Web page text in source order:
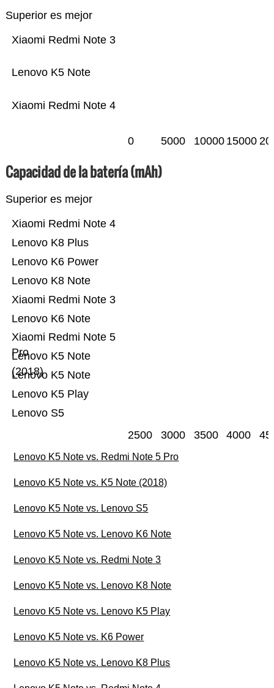
Superior es mejor
Xiaomi Redmi Note 4
Lenovo K5 Note
Xiaomi Redmi Note 3
0 5000 10000 15000
Capacidad de la batería (mAh)
Superior es mejor
Lenovo S5
Lenovo K5 Play
Lenovo K5 Note
Lenovo K5 Note
(2018)
Xiaomi Redmi Note 5
Pro
Lenovo K6 Note
Xiaomi Redmi Note 3
Lenovo K8 Note
Lenovo K6 Power
Lenovo K8 Plus
Xiaomi Redmi Note 4
2500 3000 3500 4000
Lenovo K5 Note vs. Redmi Note 5 Pro
Lenovo K5 Note vs. K5 Note (2018)
Lenovo K5 Note vs. Lenovo S5
Lenovo K5 Note vs. Lenovo K6 Note
Lenovo K5 Note vs. Redmi Note 3
Lenovo K5 Note vs. Lenovo K8 Note
Lenovo K5 Note vs. Lenovo K5 Play
Lenovo K5 Note vs. K6 Power
Lenovo K5 Note vs. Lenovo K8 Plus